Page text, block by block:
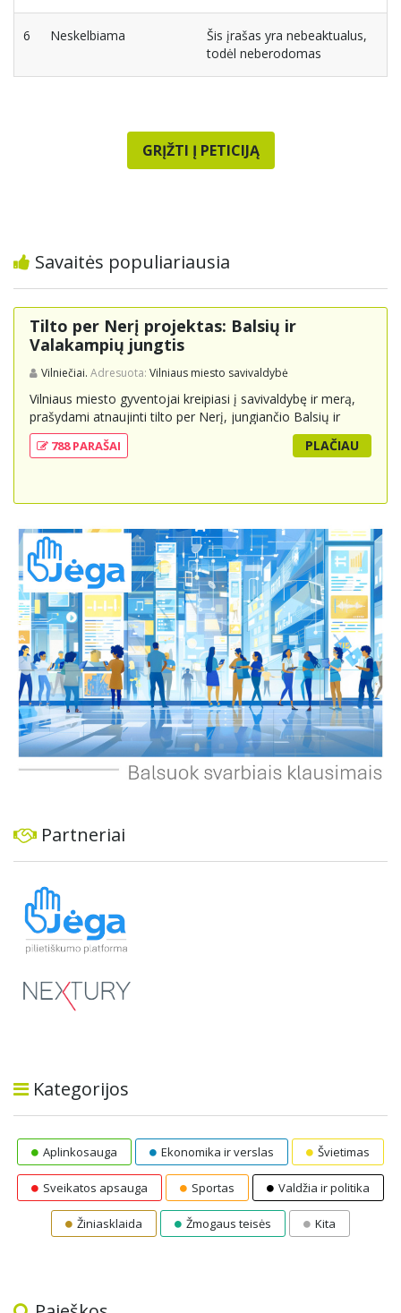
6 Neskelbiama
Šis įrašas yra nebeaktualus,
todėl neberodomas
GRĮŽTI Į PETICIJĄ
Savaitės populiariausia
Tilto per Nerį projektas: Balsių ir
Valakampių jungtis
Vilniečiai. Adresuota: Vilniaus miesto savivaldybė
Vilniaus miesto gyventojai kreipiasi į savivaldybę ir merą,
prašydami atnaujinti tilto per Nerį, jungiančio Balsių ir
Valakampių kryptis, projektą ir įtraukti jį į miesto
strateginius susisiekimo planus. Šis tiltas ne tik padėtų
suteikdamas daugiau susisiekimo galimybių tiek
dviratininkams. Gyventojai ragina atlikti techninę,
ekonominę ir transporto analizę, organizuoti viešas
konsultacijas ir integruoti projektą į ilgalaikius miesto
planus, siekiant užtikrinti transporto sistemos patikimumą
ir prisitaikymą prie sparčiai augančio miesto poreikių.
788 PARAŠAI PLAČIAU
Partneriai
Kategorijos
Aplinkosauga Ekonomika ir verslas Švietimas
Sveikatos apsauga Sportas Valdžia ir politika
Žiniasklaida Žmogaus teisės Kita